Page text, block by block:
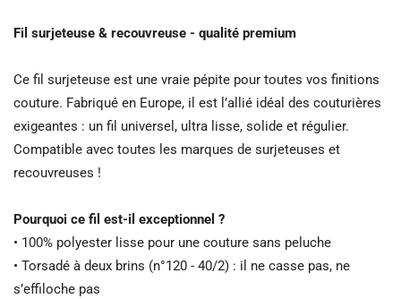
Fil surjeteuse & recouvreuse - qualité premium
Ce fil surjeteuse est une vraie pépite pour toutes vos finitions
couture. Fabriqué en Europe, il est l’allié idéal des couturières
exigeantes : un fil universel, ultra lisse, solide et régulier.
Compatible avec toutes les marques de surjeteuses et
recouvreuses !
Pourquoi ce fil est-il exceptionnel ?
• 100% polyester lisse pour une couture sans peluche
• Torsadé à deux brins (n°120 - 40/2) : il ne casse pas, ne
s’effiloche pas